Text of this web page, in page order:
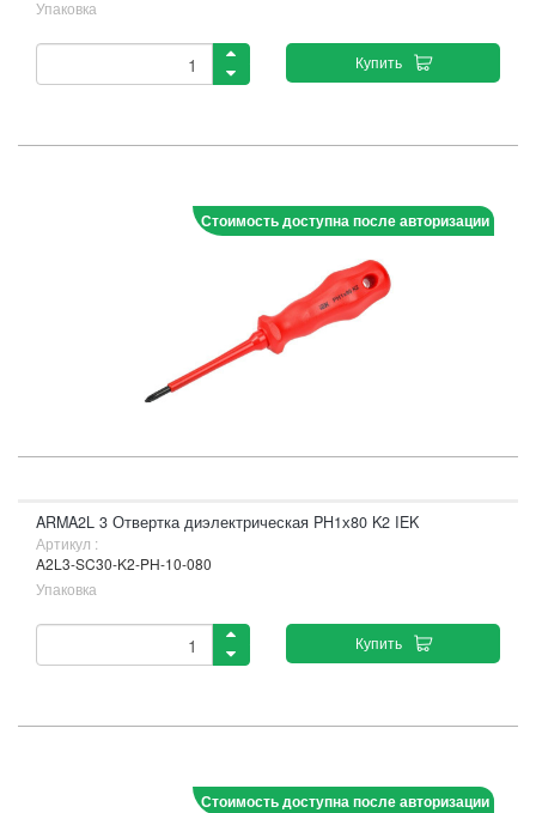
Упаковка
Купить
Стоимость доступна после авторизации
ARMA2L 3 Отвертка диэлектрическая PH1х80 K2 IEK
Артикул :
A2L3-SC30-K2-PH-10-080
Упаковка
Купить
Стоимость доступна после авторизации